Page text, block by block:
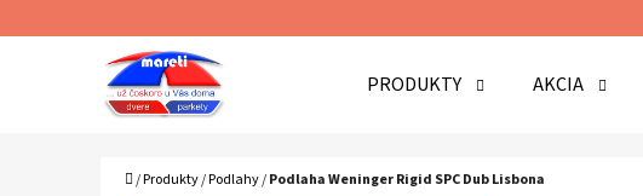
PRODUKTY AKCIA
Domov
/Produkty/Podlahy/Podlaha Weninger Rigid SPC Dub Lisbona
Späť
Späť